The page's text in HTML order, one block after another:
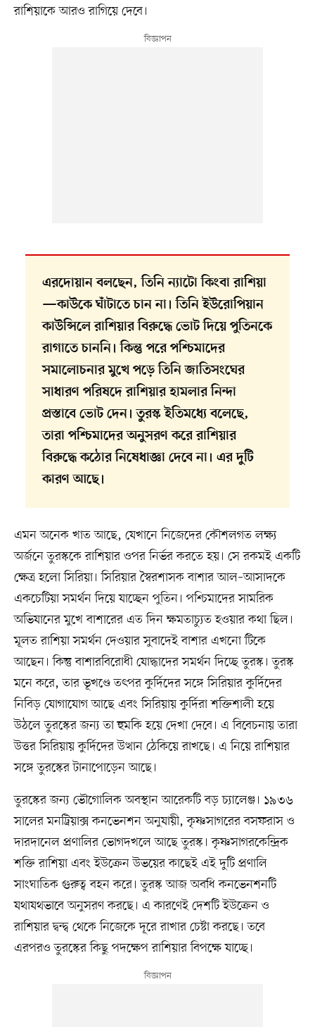
রাশিয়াকে আরও রাগিয়ে দেবে।
এরদোয়ান বলছেন, তিনি ন্যাটো কিংবা রাশিয়া
—কাউকে ঘাঁটাতে চান না। তিনি ইউরোপিয়ান
কাউন্সিলে রাশিয়ার বিরুদ্ধে ভোট দিয়ে পুতিনকে
রাগাতে চাননি। কিন্তু পরে পশ্চিমাদের
সমালোচনার মুখে পড়ে তিনি জাতিসংঘের
সাধারণ পরিষদে রাশিয়ার হামলার নিন্দা
প্রস্তাবে ভোট দেন। তুরস্ক ইতিমধ্যে বলেছে,
তারা পশ্চিমাদের অনুসরণ করে রাশিয়ার
বিরুদ্ধে কঠোর নিষেধাজ্ঞা দেবে না। এর দুটি
কারণ আছে।
এমন অনেক খাত আছে, যেখানে নিজেদের কৌশলগত লক্ষ্য
অর্জনে তুরস্ককে রাশিয়ার ওপর নির্ভর করতে হয়। সে রকমই একটি
ক্ষেত্র হলো সিরিয়া। সিরিয়ার স্বৈরশাসক বাশার আল–আসাদকে
একচেটিয়া সমর্থন দিয়ে যাচ্ছেন পুতিন। পশ্চিমাদের সামরিক
অভিযানের মুখে বাশারের এত দিন ক্ষমতাচ্যুত হওয়ার কথা ছিল।
মূলত রাশিয়া সমর্থন দেওয়ার সুবাদেই বাশার এখনো টিকে
আছেন। কিন্তু বাশারবিরোধী যোদ্ধাদের সমর্থন দিচ্ছে তুরস্ক। তুরস্ক
মনে করে, তার ভূখণ্ডে তৎপর কুর্দিদের সঙ্গে সিরিয়ার কুর্দিদের
নিবিড় যোগাযোগ আছে এবং সিরিয়ায় কুর্দিরা শক্তিশালী হয়ে
উঠলে তুরস্কের জন্য তা হুমকি হয়ে দেখা দেবে। এ বিবেচনায় তারা
উত্তর সিরিয়ায় কুর্দিদের উত্থান ঠেকিয়ে রাখছে। এ নিয়ে রাশিয়ার
সঙ্গে তুরস্কের টানাপোড়েন আছে।
তুরস্কের জন্য ভৌগোলিক অবস্থান আরেকটি বড় চ্যালেঞ্জ। ১৯৩৬
সালের মনট্রিয়াক্স কনভেনশন অনুযায়ী, কৃষ্ণসাগরের বসফরাস ও
দারদানেল প্রণালির ভোগদখলে আছে তুরস্ক। কৃষ্ণসাগরকেন্দ্রিক
শক্তি রাশিয়া এবং ইউক্রেন উভয়ের কাছেই এই দুটি প্রণালি
সাংঘাতিক গুরুত্ব বহন করে। তুরস্ক আজ অবধি কনভেনশনটি
যথাযথভাবে অনুসরণ করছে। এ কারণেই দেশটি ইউক্রেন ও
রাশিয়ার দ্বন্দ্ব থেকে নিজেকে দূরে রাখার চেষ্টা করছে। তবে
এরপরও তুরস্কের কিছু পদক্ষেপ রাশিয়ার বিপক্ষে যাচ্ছে।